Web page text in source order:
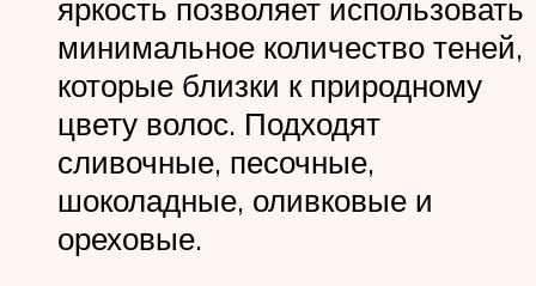
яркость позволяет использовать
минимальное количество теней,
которые близки к природному
цвету волос. Подходят
сливочные, песочные,
шоколадные, оливковые и
ореховые.